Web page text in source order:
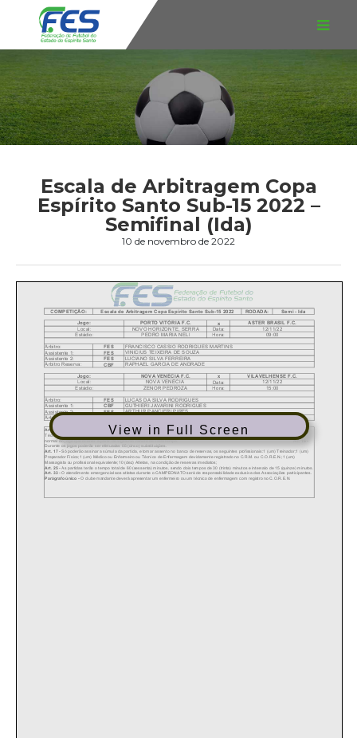
Escala de Arbitragem Copa
Espírito Santo Sub-15 2022 –
Semifinal (Ida)
10 de novembro de 2022
View in Full Screen